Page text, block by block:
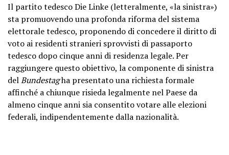
Il partito tedesco Die Linke (letteralmente, «la sinistra»)
sta promuovendo una profonda riforma del sistema
elettorale tedesco, proponendo di concedere il diritto di
voto ai residenti stranieri sprovvisti di passaporto
tedesco dopo cinque anni di residenza legale. Per
raggiungere questo obiettivo, la componente di sinistra
delBundestagha presentato una richiesta formale
affinché a chiunque risieda legalmente nel Paese da
almeno cinque anni sia consentito votare alle elezioni
federali, indipendentemente dalla nazionalità.